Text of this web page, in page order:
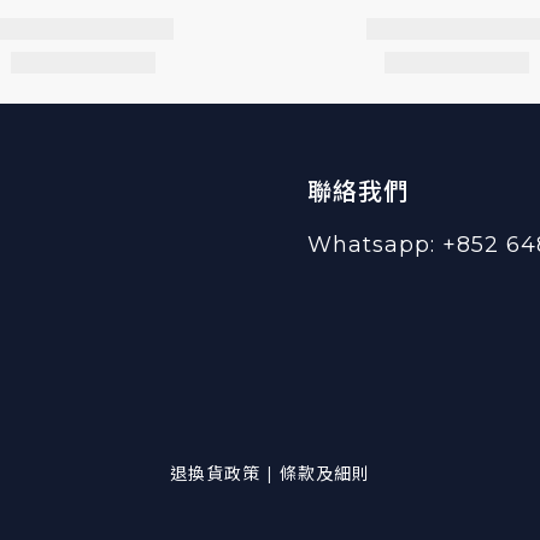
聯絡我們
Whatsapp: +852
退換貨政策 | 條款及細則